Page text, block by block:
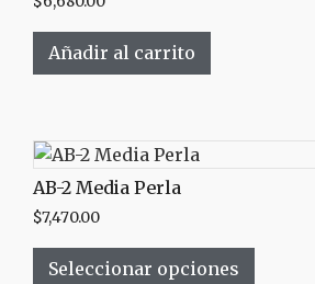
Añadir al carrito
AB-2 Media Perla
$7,470.00
Seleccionar opciones